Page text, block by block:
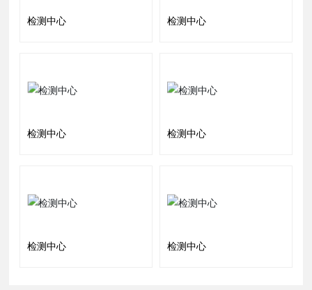
检测中心 检测中心
检测中心 检测中心
检测中心 检测中心